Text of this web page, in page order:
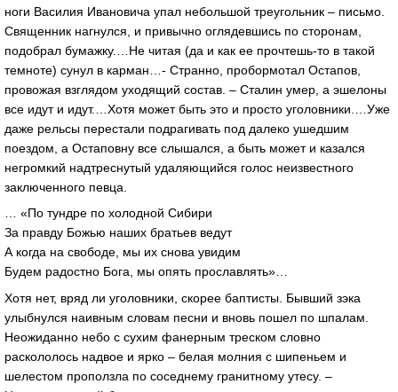
ноги Василия Ивановича упал небольшой треугольник – письмо.
Священник нагнулся, и привычно оглядевшись по сторонам,
подобрал бумажку.…Не читая (да и как ее прочтешь-то в такой
темноте) сунул в карман…- Странно, пробормотал Остапов,
провожая взглядом уходящий состав. – Сталин умер, а эшелоны
все идут и идут.…Хотя может быть это и просто уголовники.…Уже
даже рельсы перестали подрагивать под далеко ушедшим
поездом, а Остаповну все слышался, а быть может и казался
негромкий надтреснутый удаляющийся голос неизвестного
заключенного певца.
… «По тундре по холодной Сибири
За правду Божью наших братьев ведут
А когда на свободе, мы их снова увидим
Будем радостно Бога, мы опять прославлять»…
Хотя нет, вряд ли уголовники, скорее баптисты. Бывший зэка
улыбнулся наивным словам песни и вновь пошел по шпалам.
Неожиданно небо с сухим фанерным треском словно
раскололось надвое и ярко – белая молния с шипеньем и
шелестом проползла по соседнему гранитному утесу. –